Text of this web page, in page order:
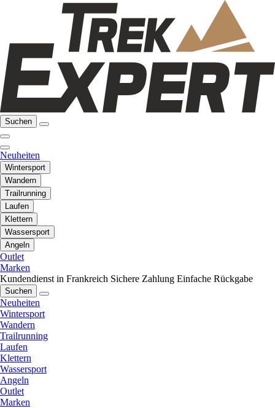
Suchen
Neuheiten
Wintersport
Wandern
Trailrunning
Laufen
Klettern
Wassersport
Angeln
Outlet
Marken
Kundendienst in Frankreich Sichere Zahlung Einfache Rückgabe
Suchen
Neuheiten
Wintersport
Wandern
Trailrunning
Laufen
Klettern
Wassersport
Angeln
Outlet
Marken